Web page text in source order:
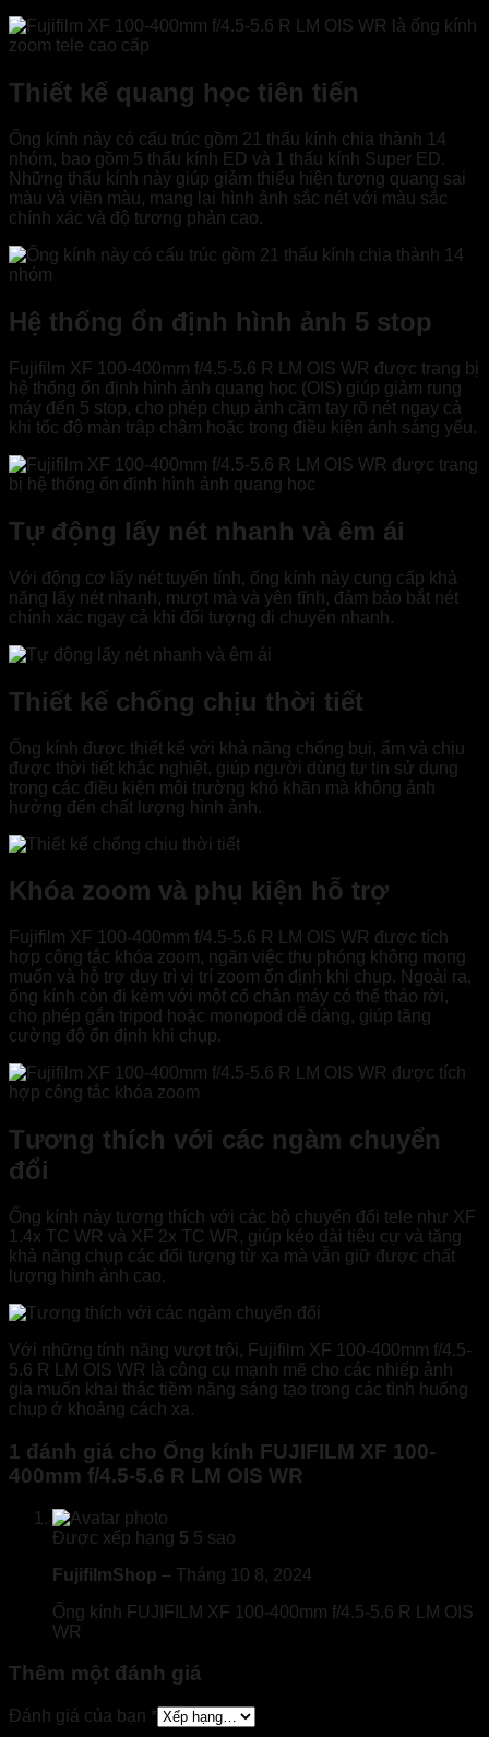
Thiết kế quang học tiên tiến
Ống kính này có cấu trúc gồm 21 thấu kính chia thành 14
nhóm, bao gồm 5 thấu kính ED và 1 thấu kính Super ED.
Những thấu kính này giúp giảm thiểu hiện tượng quang sai
màu và viền màu, mang lại hình ảnh sắc nét với màu sắc
chính xác và độ tương phản cao.
Hệ thống ổn định hình ảnh 5 stop
Fujifilm XF 100-400mm f/4.5-5.6 R LM OIS WR được trang bị
hệ thống ổn định hình ảnh quang học (OIS) giúp giảm rung
máy đến 5 stop, cho phép chụp ảnh cầm tay rõ nét ngay cả
khi tốc độ màn trập chậm hoặc trong điều kiện ánh sáng yếu.
Tự động lấy nét nhanh và êm ái
Với động cơ lấy nét tuyến tính, ống kính này cung cấp khả
năng lấy nét nhanh, mượt mà và yên tĩnh, đảm bảo bắt nét
chính xác ngay cả khi đối tượng di chuyển nhanh.
Thiết kế chống chịu thời tiết
Ống kính được thiết kế với khả năng chống bụi, ẩm và chịu
được thời tiết khắc nghiệt, giúp người dùng tự tin sử dụng
trong các điều kiện môi trường khó khăn mà không ảnh
hưởng đến chất lượng hình ảnh.
Khóa zoom và phụ kiện hỗ trợ
Fujifilm XF 100-400mm f/4.5-5.6 R LM OIS WR được tích
hợp công tắc khóa zoom, ngăn việc thu phóng không mong
muốn và hỗ trợ duy trì vị trí zoom ổn định khi chụp. Ngoài ra,
ống kính còn đi kèm với một cổ chân máy có thể tháo rời,
cho phép gắn tripod hoặc monopod dễ dàng, giúp tăng
cường độ ổn định khi chụp.
Tương thích với các ngàm chuyển
đổi
Ống kính này tương thích với các bộ chuyển đổi tele như XF
1.4x TC WR và XF 2x TC WR, giúp kéo dài tiêu cự và tăng
khả năng chụp các đối tượng từ xa mà vẫn giữ được chất
lượng hình ảnh cao.
Với những tính năng vượt trội, Fujifilm XF 100-400mm f/4.5-
5.6 R LM OIS WR là công cụ mạnh mẽ cho các nhiếp ảnh
gia muốn khai thác tiềm năng sáng tạo trong các tình huống
chụp ở khoảng cách xa.
1 đánh giá cho Ống kính FUJIFILM XF 100-
400mm f/4.5-5.6 R LM OIS WR
Được xếp hạng 5 5 sao
FujifilmShop – Tháng 10 8, 2024
Ống kính FUJIFILM XF 100-400mm f/4.5-5.6 R LM OIS
WR
Thêm một đánh giá
Đánh giá của bạn *